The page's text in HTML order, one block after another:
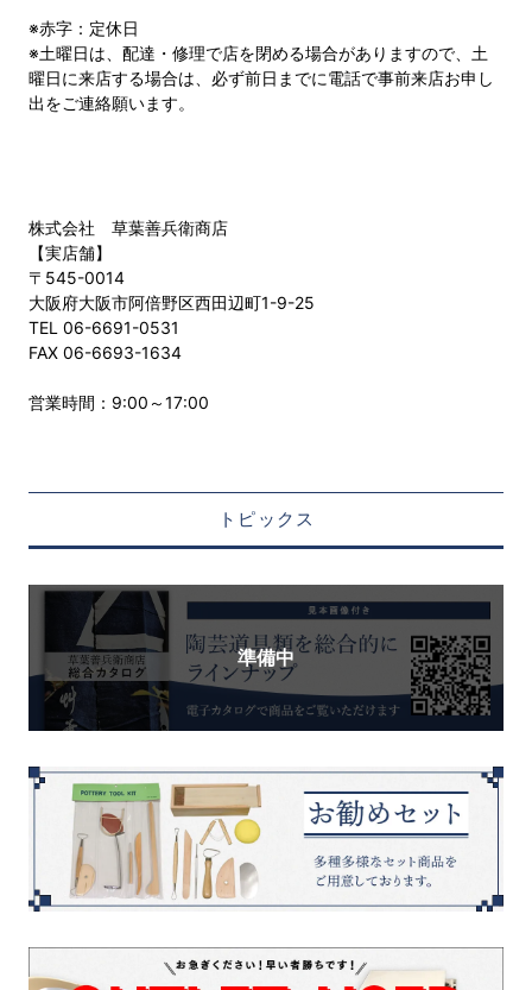
※赤字：定休日
※土曜日は、配達・修理で店を閉める場合がありますので、土
曜日に来店する場合は、必ず前日までに電話で事前来店お申し
出をご連絡願います。
株式会社 草葉善兵衛商店
【実店舗】
〒545-0014
大阪府大阪市阿倍野区西田辺町1-9-25
TEL 06-6691-0531
FAX 06-6693-1634
営業時間：9:00～17:00
トピックス